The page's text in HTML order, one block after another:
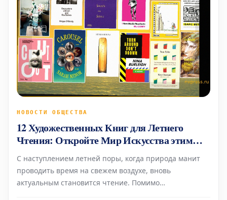
НОВОСТИ ОБЩЕСТВА
12 Художественных Книг для Летнего
Чтения: Откройте Мир Искусства этим
Летом
С наступлением летней поры, когда природа манит
проводить время на свежем воздухе, вновь
актуальным становится чтение. Помимо